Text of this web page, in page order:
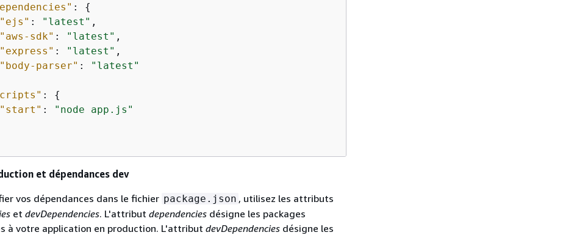
: {
"ejs" : "latest" ,
"aws-sdk" : "latest" ,
"express" : "latest" ,
"body-parser" :
"latest"
: {
"start" :
"node app.js"
et dépendances dev
vos dépendances dans le fichier package.json , utilisez les attributs
et devDependencies. L'attribut dependencies désigne les packages
à votre application en production. L'attribut devDependencies désigne les